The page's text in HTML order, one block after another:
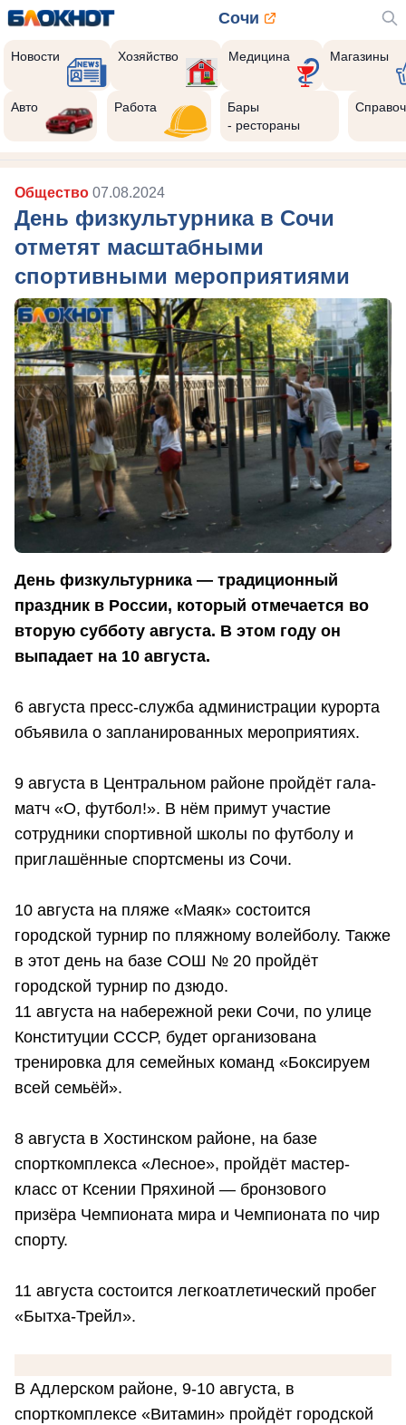
Сочи
Новости Хозяйство Медицина Магазины
Авто Работа
Бары
- рестораны
Общество 07.08.2024
День физкультурника в Сочи
отметят масштабными
спортивными мероприятиями
День физкультурника — традиционный
праздник в России, который отмечается во
вторую субботу августа. В этом году он
выпадает на 10 августа.
6 августа пресс-служба администрации курорта
объявила о запланированных мероприятиях.
9 августа в Центральном районе пройдёт гала-
матч «О, футбол!». В нём примут участие
сотрудники спортивной школы по футболу и
приглашённые спортсмены из Сочи.
10 августа на пляже «Маяк» состоится
городской турнир по пляжному волейболу. Также
в этот день на базе СОШ № 20 пройдёт
городской турнир по дзюдо.
11 августа на набережной реки Сочи, по улице
Конституции СССР, будет организована
тренировка для семейных команд «Боксируем
всей семьёй».
8 августа в Хостинском районе, на базе
спорткомплекса «Лесное», пройдёт мастер-
класс от Ксении Пряхиной — бронзового
призёра Чемпионата мира и Чемпионата по чир
спорту.
11 августа состоится легкоатлетический пробег
«Бытха-Трейл».
В Адлерском районе, 9-10 августа, в
спорткомплексе «Витамин» пройдёт городской